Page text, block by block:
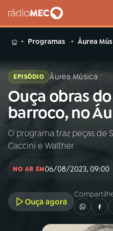
MENU
Buscar
na
Rádio
MEC
Início
Programas Áurea
EPISÓDIO Áurea Música
Ouça obras
barroco, no
O programa traz peças de
Caccini e Walther
NO AR EM06/08/2023, 09:00
Ouça agora